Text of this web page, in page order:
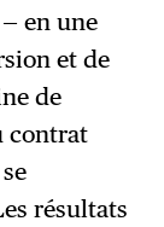
en une
et de
de
contrat
résultats